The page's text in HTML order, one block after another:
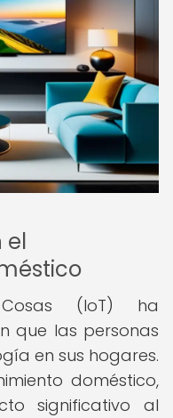
el
(IoT) ha
que las personas
en sus hogares.
doméstico,
significativo al